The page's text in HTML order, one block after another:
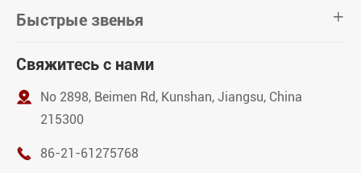
Быстрые звенья 
Свяжитесь с нами

No 2898, Beimen Rd, Kunshan, Jiangsu, China
215300
 86-21-61275768